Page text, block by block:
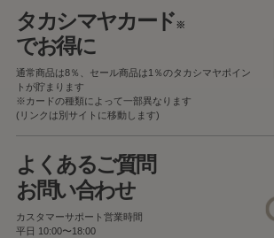
タカシマヤカード※
でお得に
通常商品は8％、セール商品は1％のタカシマヤポイン
トが貯まります
※カードの種類によって一部異なります
(リンクは別サイトに移動します)
よくあるご質問
お問い合わせ
カスタマーサポート営業時間
平日 10:00〜18:00